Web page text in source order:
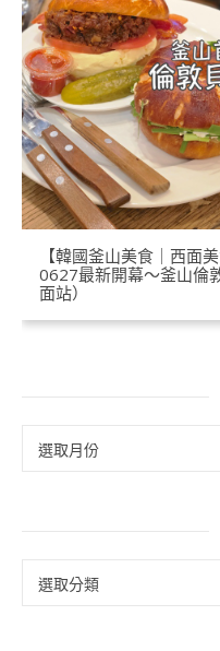
【韓國釜山美食｜西面
0627最新開幕～釜山倫
面站）